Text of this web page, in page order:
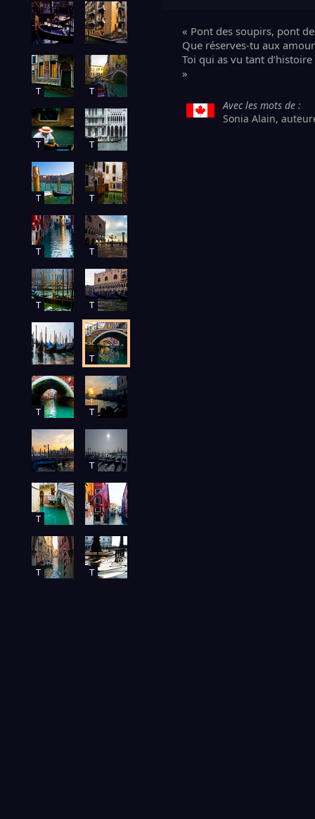
T T
T T
T T
T T
T T
T
T T
T
T
T T
« Pont des soupirs, pont
Que réserves-tu aux
Toi qui as vu tant
»
Avec les mots de :
Sonia Alain,